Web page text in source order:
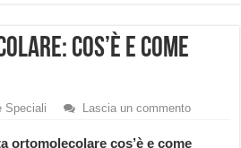
cos’è e come
Speciali Lascia un commento